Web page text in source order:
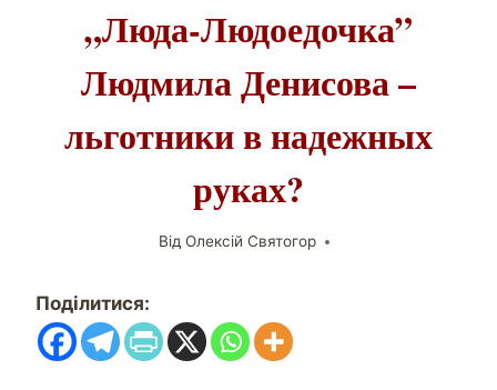
„Люда-Людоедочка”
Людмила Денисова –
льготники в надежных
руках?
Від Олексій Святогор
Поділитися: